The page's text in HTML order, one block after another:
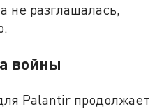
не разглашалась,
войны
Palantir продолжает